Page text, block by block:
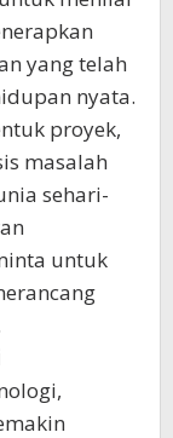
yang telah
nyata.
proyek,
masalah
sehari-
untuk